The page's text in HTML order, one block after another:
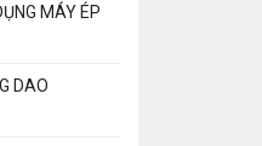
MÁY ÉP
DAO